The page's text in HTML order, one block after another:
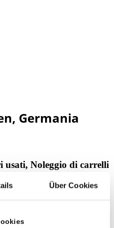
Über Cookies
Germania
usati, Noleggio di carrelli